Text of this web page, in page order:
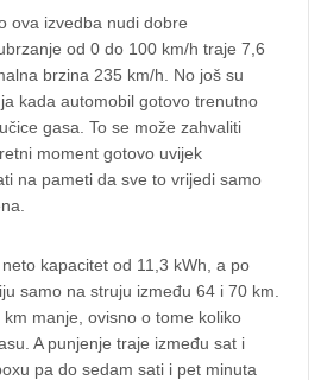
ova izvedba nudi dobre
od 0 do 100 km/h traje 7,6
brzina 235 km/h. No još su
kada automobil gotovo trenutno
gasa. To se može zahvaliti
moment gotovo uvijek
na pameti da sve to vrijedi samo
kapacitet od 11,3 kWh, a po
samo na struju između 64 i 70 km.
manje, ovisno o tome koliko
A punjenje traje između sat i
pa do sedam sati i pet minuta